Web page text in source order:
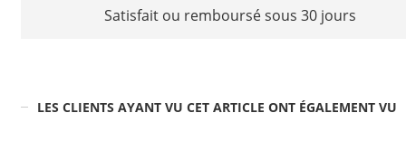
Satisfait ou remboursé sous 30 jours
LES CLIENTS AYANT VU CET ARTICLE ONT ÉGALEMENT VU